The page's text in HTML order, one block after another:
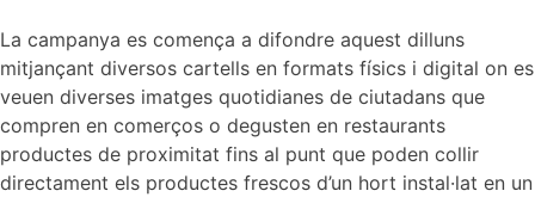
La campanya es comença a difondre aquest dilluns
mitjançant diversos cartells en formats físics i digital on es
veuen diverses imatges quotidianes de ciutadans que
compren en comerços o degusten en restaurants
productes de proximitat fins al punt que poden collir
directament els productes frescos d’un hort instal·lat en un